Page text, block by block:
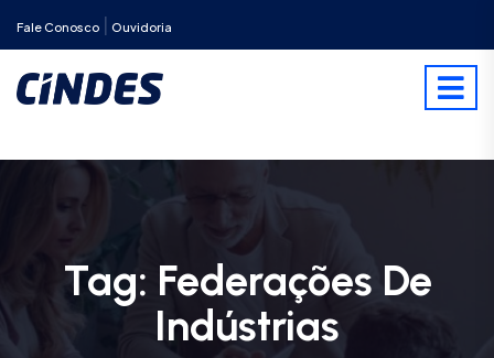
Fale Conosco Ouvidoria
Tag: Federações De
Indústrias